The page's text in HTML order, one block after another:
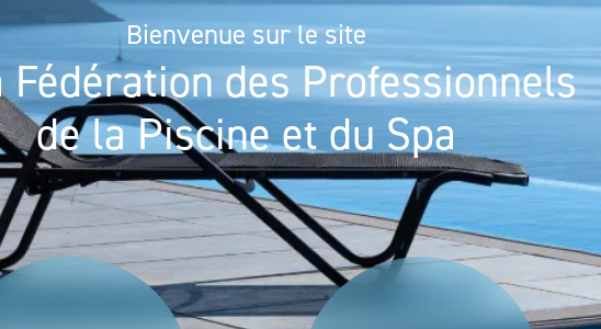
Bienvenue sur le site
Fédération des Professionnels
de la Piscine et du Spa